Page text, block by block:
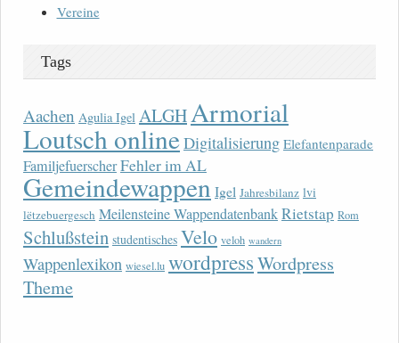
Vereine
Tags
Aachen Agulia Igel ALGH Armorial
Loutsch onlineDigitalisierung Elefantenparade
FamiljefuerscherFehler im AL
Gemeindewappen Igel Jahresbilanz lvi
lëtzebuergesch Meilensteine WappendatenbankRietstap Rom
Schlußstein studentisches Velo veloh wandern
Wappenlexikon wiesel.lu wordpressWordpress
Theme